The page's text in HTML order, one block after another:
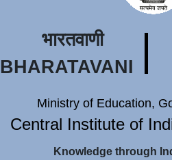
भारतवाणी
BHARATAVANI
Ministry of Education,
Central Institute of
Knowledge through